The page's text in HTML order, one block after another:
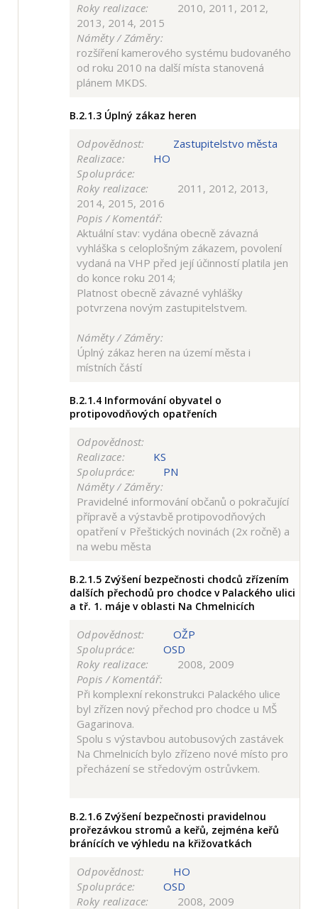
Roky realizace:
2010, 2011, 2012,
2013, 2014, 2015
Náměty / Záměry:
rozšíření kamerového systému budovaného
od roku 2010 na další místa stanovená
plánem MKDS.
B.2.1.3 Úplný zákaz heren
Odpovědnost:
Zastupitelstvo města
Realizace:
HO
Spolupráce:
Roky realizace:
2011, 2012, 2013,
2014, 2015, 2016
Popis / Komentář:
Aktuální stav: vydána obecně závazná
vyhláška s celoplošným zákazem, povolení
vydaná na VHP před její účinností platila jen
do konce roku 2014;
Platnost obecně závazné vyhlášky
potvrzena novým zastupitelstvem.
Náměty / Záměry:
Úplný zákaz heren na území města i
místních částí
B.2.1.4 Informování obyvatel o
protipovodňových opatřeních
Odpovědnost:
Realizace:
KS
Spolupráce:
PN
Náměty / Záměry:
Pravidelné informování občanů o pokračující
přípravě a výstavbě protipovodňových
opatření v Přeštických novinách (2x ročně) a
na webu města
B.2.1.5 Zvýšení bezpečnosti chodců zřízením
dalších přechodů pro chodce v Palackého ulici
a tř. 1. máje v oblasti Na Chmelnicích
Odpovědnost:
OŽP
Spolupráce:
OSD
Roky realizace:
2008, 2009
Popis / Komentář:
Při komplexní rekonstrukci Palackého ulice
byl zřízen nový přechod pro chodce u MŠ
Gagarinova.
Spolu s výstavbou autobusových zastávek
Na Chmelnicích bylo zřízeno nové místo pro
přecházení se středovým ostrůvkem.
B.2.1.6 Zvýšení bezpečnosti pravidelnou
prořezávkou stromů a keřů, zejména keřů
bránících ve výhledu na křižovatkách
Odpovědnost:
HO
Spolupráce:
OSD
Roky realizace:
2008, 2009